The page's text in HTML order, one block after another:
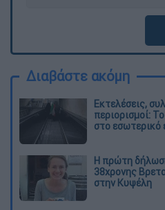
Διαβάστε ακόμη
Εκτελέσεις,
περιορισμοί:
στο εσωτερικό
Η πρώτη
38χρονης
στην Κυψέλη